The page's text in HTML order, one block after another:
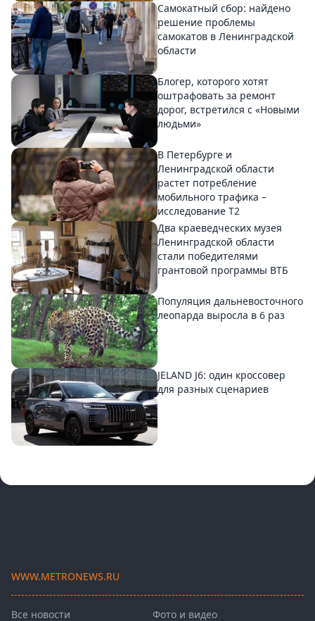
Самокатный сбор: найдено
решение проблемы
самокатов в Ленинградской
области
Блогер, которого хотят
оштрафовать за ремонт
дорог, встретился с «Новыми
людьми»
В Петербурге и
Ленинградской области
растет потребление
мобильного трафика –
исследование T2
Два краеведческих музея
Ленинградской области
стали победителями
грантовой программы ВТБ
Популяция дальневосточного
леопарда выросла в 6 раз
JELAND J6: один кроссовер
для разных сценариев
WWW.METRONEWS.RU
Все новости
Фото и видео